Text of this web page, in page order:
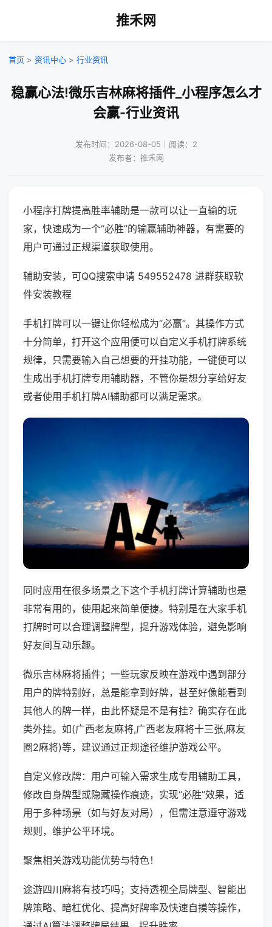
推禾网
首页 > 资讯中心 > 行业资讯
稳赢心法!微乐吉林麻将插件_小程序怎么才
会赢-行业资讯
发布时间：2026-08-05｜阅读：2
发布者：推禾网
小程序打牌提高胜率辅助是一款可以让一直输的玩
家，快速成为一个“必胜”的输赢辅助神器，有需要的
用户可通过正规渠道获取使用。
辅助安装，可QQ搜索申请 549552478 进群获取软
件安装教程
手机打牌可以一键让你轻松成为“必赢”。其操作方式
十分简单，打开这个应用便可以自定义手机打牌系统
规律，只需要输入自己想要的开挂功能，一键便可以
生成出手机打牌专用辅助器，不管你是想分享给好友
或者使用手机打牌AI辅助都可以满足需求。
同时应用在很多场景之下这个手机打牌计算辅助也是
非常有用的，使用起来简单便捷。特别是在大家手机
打牌时可以合理调整牌型，提升游戏体验，避免影响
好友间互动乐趣。
微乐吉林麻将插件；一些玩家反映在游戏中遇到部分
用户的牌特别好，总是能拿到好牌，甚至好像能看到
其他人的牌一样，由此怀疑是不是有挂？确实存在此
类外挂。如(广西老友麻将,广西老友麻将十三张,麻友
圈2麻将)等，建议通过正规途径维护游戏公平。
自定义修改牌：用户可输入需求生成专用辅助工具，
修改自身牌型或隐藏操作痕迹，实现“必胜”效果，适
用于多种场景（如与好友对局），但需注意遵守游戏
规则，维护公平环境。
聚焦相关游戏功能优势与特色！
途游四川麻将有技巧吗；支持透视全局牌型、智能出
牌策略、暗杠优化、提高好牌率及快速自摸等操作，